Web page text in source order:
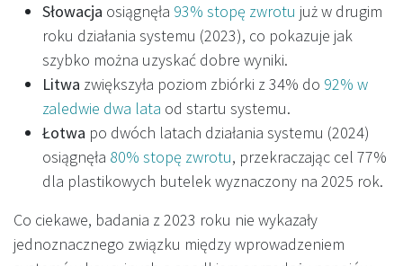
Słowacja osiągnęła 93% stopę zwrotu już w drugim
roku działania systemu (2023), co pokazuje jak
szybko można uzyskać dobre wyniki.
Litwa zwiększyła poziom zbiórki z 34% do 92% w
zaledwie dwa lata od startu systemu.
Łotwa po dwóch latach działania systemu (2024)
osiągnęła 80% stopę zwrotu, przekraczając cel 77%
dla plastikowych butelek wyznaczony na 2025 rok.
Co ciekawe, badania z 2023 roku nie wykazały
jednoznacznego związku między wprowadzeniem